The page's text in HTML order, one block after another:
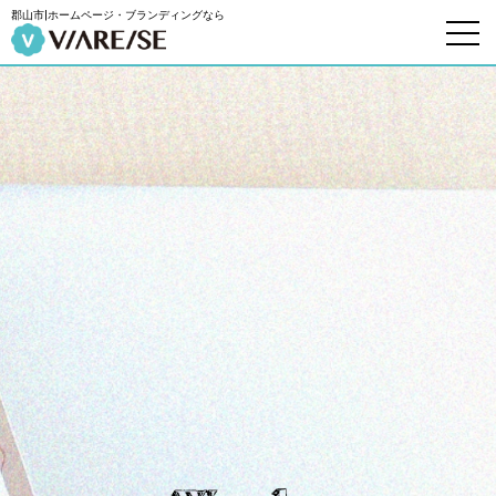
郡山市|ホームページ・ブランディングなら